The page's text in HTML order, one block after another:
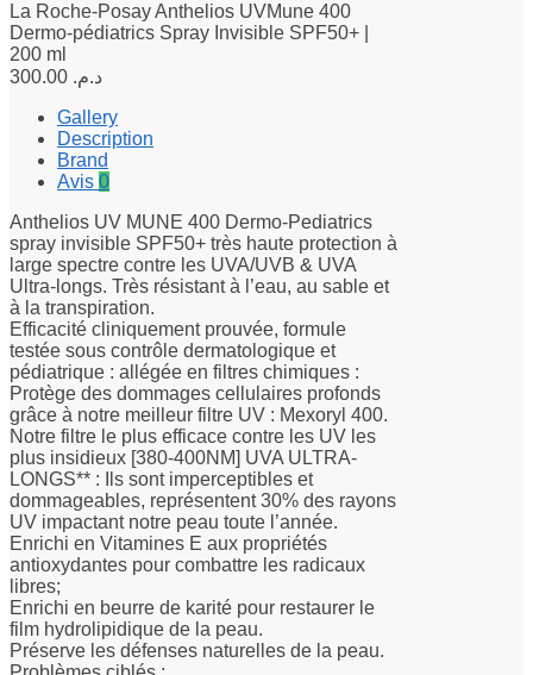
La Roche-Posay Anthelios UVMune 400
Dermo-pédiatrics Spray Invisible SPF50+ |
200 ml
د.م.
Gallery
Description
Brand
Avis 0
Anthelios UV MUNE 400 Dermo-Pediatrics
spray invisible SPF50+ très haute protection à
large spectre contre les UVA/UVB & UVA
Ultra-longs. Très résistant à l’eau, au sable et
à la transpiration.
Efficacité cliniquement prouvée, formule
testée sous contrôle dermatologique et
pédiatrique : allégée en filtres chimiques :
Protège des dommages cellulaires profonds
grâce à notre meilleur filtre UV : Mexoryl 400.
Notre filtre le plus efficace contre les UV les
plus insidieux [380-400NM] UVA ULTRA-
LONGS** : Ils sont imperceptibles et
dommageables, représentent 30% des rayons
UV impactant notre peau toute l’année.
Enrichi en Vitamines E aux propriétés
antioxydantes pour combattre les radicaux
libres;
Enrichi en beurre de karité pour restaurer le
film hydrolipidique de la peau.
Préserve les défenses naturelles de la peau.